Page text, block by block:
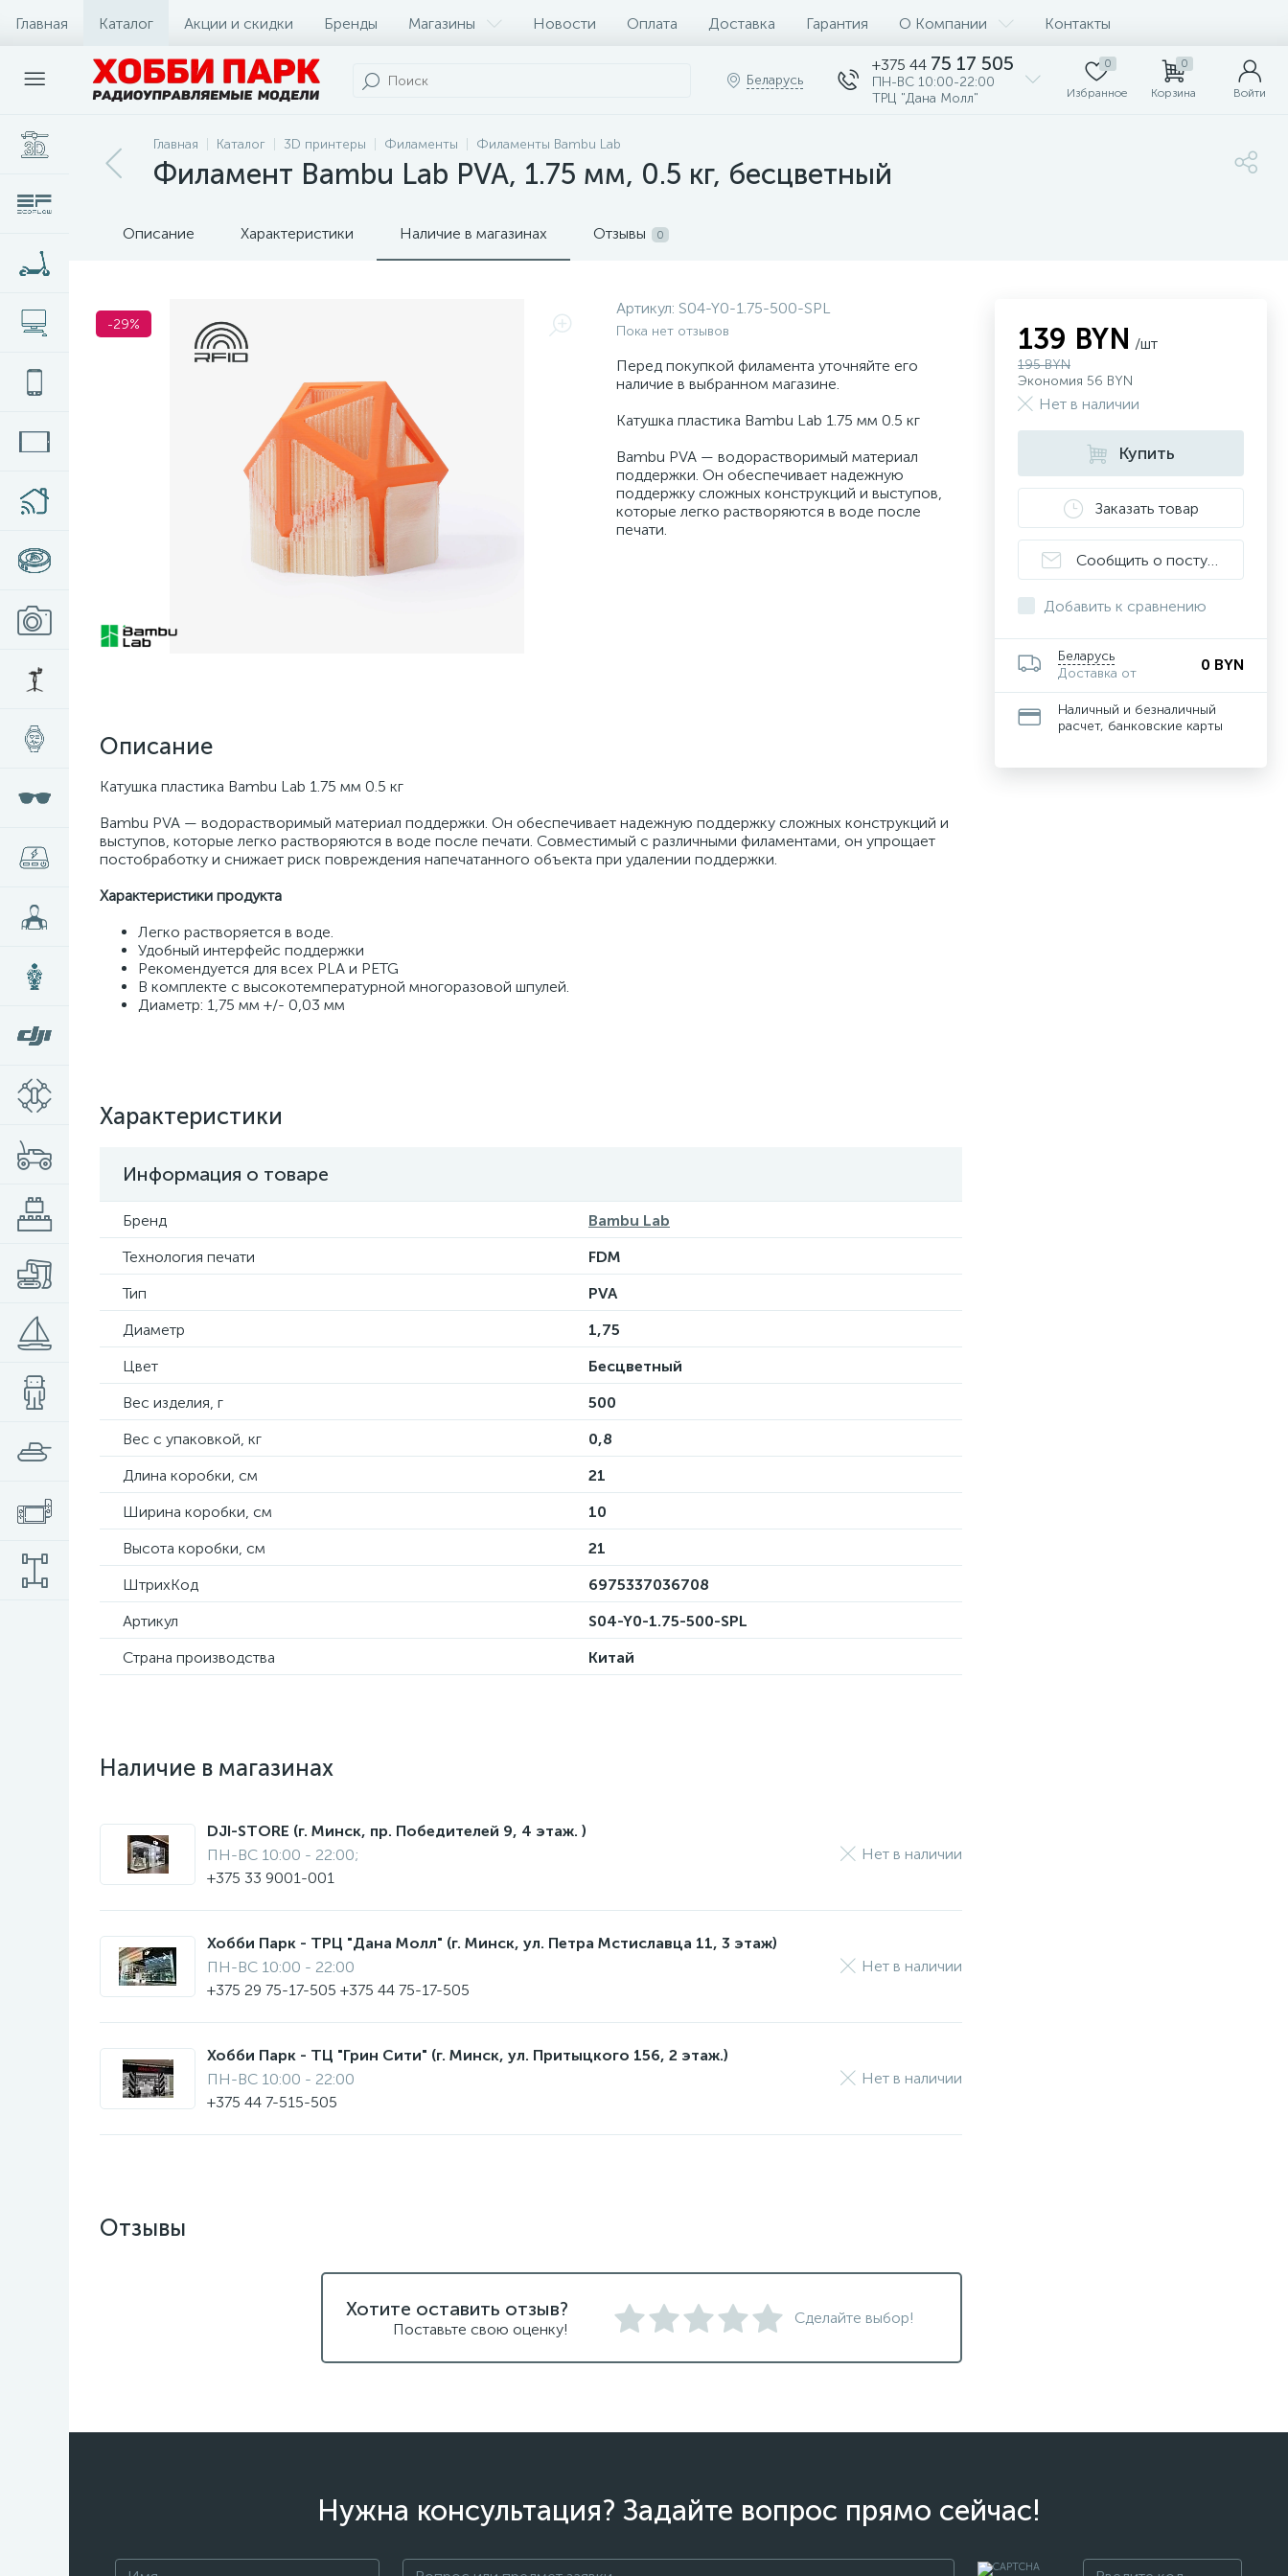
Главная Каталог Акции и скидки Бренды Магазины Новости Оплата Доставка Гарантия О Компании Контакты
Беларусь
+375 44 75 17 505
ПН-ВС 10:00-22:00
ТРЦ "Дана Молл"
0
Избранное
0
Корзина Войти
Главная Каталог 3D принтеры Филаменты Филаменты Bambu Lab
Филамент Bambu Lab PVA, 1.75 мм, 0.5 кг, бесцветный
Описание Характеристики Наличие в магазинах Отзывы 0
-29%
Артикул: S04-Y0-1.75-500-SPL
Пока нет отзывов
Перед покупкой филамента уточняйте его
наличие в выбранном магазине.
Катушка пластика Bambu Lab 1.75 мм 0.5 кг
Bambu PVA — водорастворимый материал
поддержки. Он обеспечивает надежную
поддержку сложных конструкций и выступов,
которые легко растворяются в воде после
печати. ​​
Описание
Катушка пластика Bambu Lab 1.75 мм 0.5 кг
Bambu PVA — водорастворимый материал поддержки. Он обеспечивает надежную поддержку сложных конструкций и
выступов, которые легко растворяются в воде после печати. ​​Совместимый с различными филаментами, он упрощает
постобработку и снижает риск повреждения напечатанного объекта при удалении поддержки.
Характеристики продукта
Легко растворяется в воде.
Удобный интерфейс поддержки
Рекомендуется для всех PLA и PETG
В комплекте с высокотемпературной многоразовой шпулей.
Диаметр: 1,75 мм +/- 0,03 мм
Характеристики
Информация о товаре
Бренд
Bambu Lab
Технология печати
FDM
Тип
PVA
Диаметр
1,75
Цвет
Бесцветный
Вес изделия, г
500
Вес с упаковкой, кг
0,8
Длина коробки, см
21
Ширина коробки, см
10
Высота коробки, см
21
ШтрихКод
6975337036708
Артикул
S04-Y0-1.75-500-SPL
Страна производства
Китай
Наличие в магазинах
DJI-STORE (г. Минск, пр. Победителей 9, 4 этаж. )
ПН-ВС 10:00 - 22:00;
+375 33 9001-001
Нет в наличии
Хобби Парк - ТРЦ "Дана Молл" (г. Минск, ул. Петра Мстиславца 11, 3 этаж)
ПН-ВС 10:00 - 22:00
+375 29 75-17-505 +375 44 75-17-505
Нет в наличии
Хобби Парк - ТЦ "Грин Сити" (г. Минск, ул. Притыцкого 156, 2 этаж.)
ПН-ВС 10:00 - 22:00
+375 44 7-515-505
Нет в наличии
139 BYN /шт
195 BYN
Экономия 56 BYN
Нет в наличии
Купить
Заказать товар
Сообщить о поступлении
Добавить к сравнению
Беларусь
Доставка от
0 BYN
Наличный и безналичный
расчет, банковские карты
Отзывы
Хотите оставить отзыв?
Поставьте свою оценку!
Сделайте выбор!
Нужна консультация? Задайте вопрос прямо сейчас!